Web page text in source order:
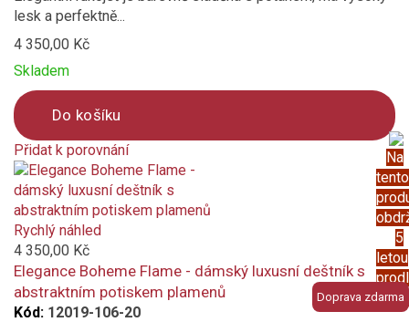
modrá
růžová
černá
Vzor
geometrický / abstraktní
květinový
plná barva
Na
tento
5
letou
lesk a perfektně...
4 350,00 Kč
Skladem
Do košíku
Přidat k porovnání
Product
is
added
to
compare
Doprava zdarma
Rychlý náhled
4 350,00 Kč
Elegance Boheme Flame - dámský luxusní deštník s
abstraktním potiskem plamenů
Kód: 12019-106-20